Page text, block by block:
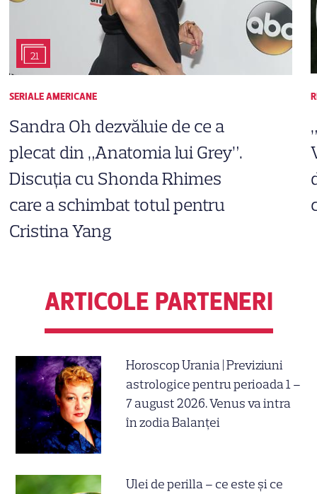
21
SERIALE AMERICANE
Sandra Oh dezvăluie de ce a
plecat din „Anatomia lui Grey”.
Discuția cu Shonda Rhimes
care a schimbat totul pentru
Cristina Yang
ARTICOLE PARTENERI
Horoscop Urania | Previziuni
astrologice pentru perioada 1 –
7 august 2026. Venus va intra
în zodia Balanței
Ulei de perilla – ce este și ce